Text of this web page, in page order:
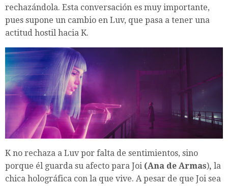
rechazándola. Esta conversación es muy importante,
pues supone un cambio en Luv, que pasa a tener una
actitud hostil hacia K.
K no rechaza a Luv por falta de sentimientos, sino
porque él guarda su afecto para Joi (Ana de Armas), la
chica holográfica con la que vive. A pesar de que Joi sea